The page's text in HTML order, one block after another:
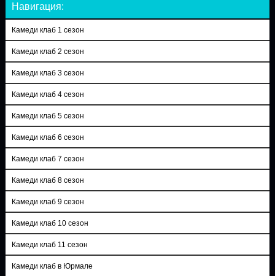
Навигация:
Камеди клаб 1 сезон
Камеди клаб 2 сезон
Камеди клаб 3 сезон
Камеди клаб 4 сезон
Камеди клаб 5 сезон
Камеди клаб 6 сезон
Камеди клаб 7 сезон
Камеди клаб 8 сезон
Камеди клаб 9 сезон
Камеди клаб 10 сезон
Камеди клаб 11 сезон
Камеди клаб в Юрмале